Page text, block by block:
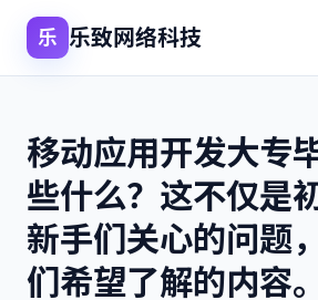
乐 乐致网络科技
移动应用开发大专
些什么？这不仅是
新手们关心的问题
们希望了解的内容。